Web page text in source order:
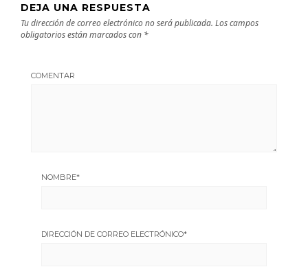
DEJA UNA RESPUESTA
Tu dirección de correo electrónico no será publicada. Los campos
obligatorios están marcados con *
COMENTAR
NOMBRE*
DIRECCIÓN DE CORREO ELECTRÓNICO*